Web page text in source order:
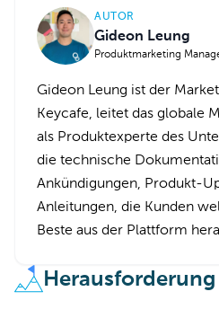
AUTOR
Gideon Leung
Produktmarketing
Gideon Leung ist der
Keycafe, leitet das globale
als Produktexperte des
die technische
Ankündigungen, Produkt-
Anleitungen, die Kunden
Beste aus der Plattform
Herausforderung